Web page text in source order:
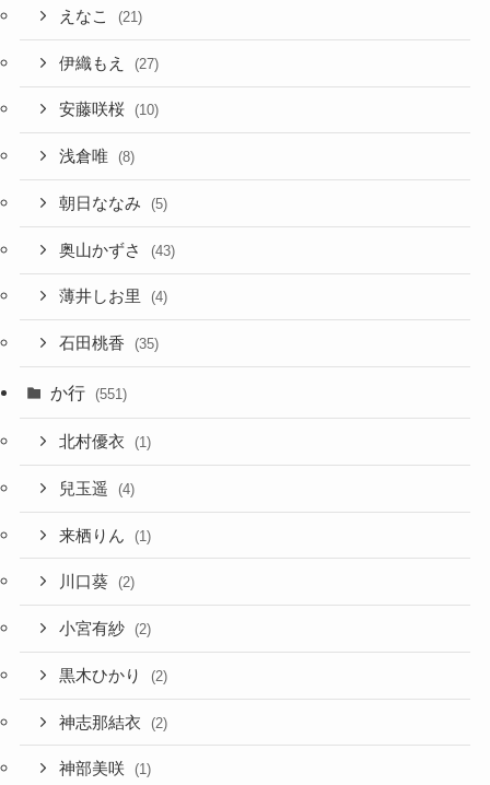
えなこ (21)
伊織もえ (27)
安藤咲桜 (10)
浅倉唯 (8)
朝日ななみ (5)
奥山かずさ (43)
薄井しお里 (4)
石田桃香 (35)
か行 (551)
北村優衣 (1)
兒玉遥 (4)
来栖りん (1)
川口葵 (2)
小宮有紗 (2)
黒木ひかり (2)
神志那結衣 (2)
神部美咲 (1)